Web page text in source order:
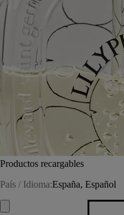
Productos recargables
País / Idioma:España, Español